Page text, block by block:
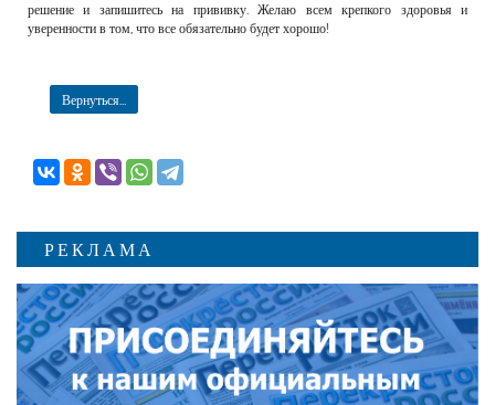
решение и запишитесь на прививку. Желаю всем крепкого здоровья и
уверенности в том, что все обязательно будет хорошо!
Вернуться...
РЕКЛАМА